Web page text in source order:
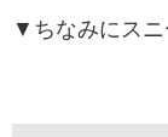
▼ちなみにスニ